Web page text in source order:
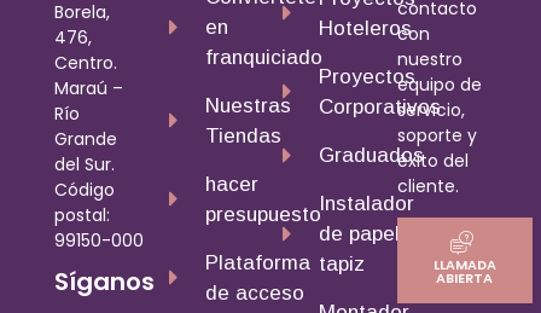
Borela,
476,
Centro.
Maraú –
Río
Grande
del Sur.
Código
postal:
99150-000
Síganos
en
franquiciado
Nuestras
Tiendas
hacer
presupuesto
Plataforma
de acceso
Hoteleros
Proyectos
Corporativos
Graduados
Instalador
de papel
tapiz
contacto
con
nuestro
equipo de
servicio,
soporte y
éxito del
cliente.
LLAMADA
ABIERTA